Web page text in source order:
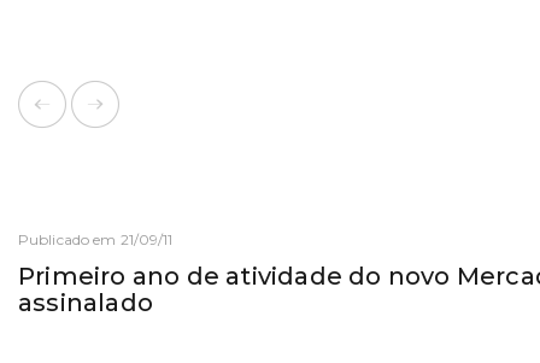
Publicado em 21/09/11
Primeiro ano de atividade do novo
assinalado